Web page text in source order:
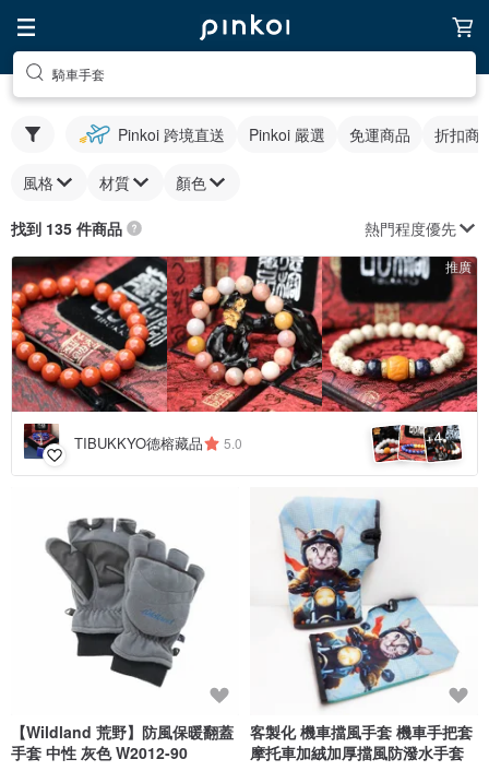
騎車手套
Pinkoi 跨境直送 Pinkoi 嚴選 免運商品 折扣商
風格 材質 顏色
找到 135 件商品 熱門程度優先
推廣
TIBUKKYO德榕藏品 5.0 +4
【Wildland 荒野】防風保暖翻蓋
手套 中性 灰色 W2012-90
客製化 機車擋風手套 機車手把套
摩托車加絨加厚擋風防潑水手套